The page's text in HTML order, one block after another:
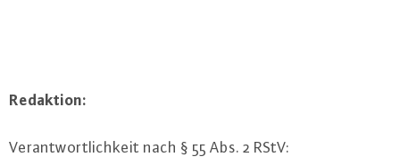
Redaktion:
Ver­ant­wort­lich­keit nach § 55 Abs. 2 RStV: